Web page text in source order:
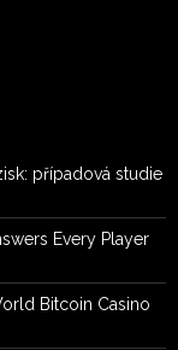
případová studie
Every Player
Bitcoin Casino